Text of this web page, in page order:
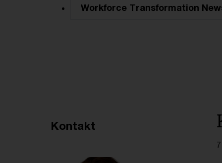
Workforce Transformation
Empfohlene Artikel
Kontakt